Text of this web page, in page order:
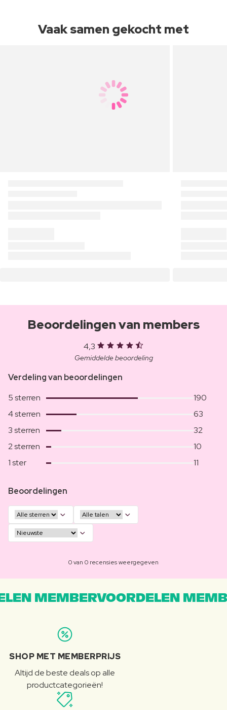
Vaak samen gekocht met
Beoordelingen van members
4,3
Gemiddelde beoordeling
Verdeling van beoordelingen
5 sterren
190
4 sterren
63
3 sterren
32
2 sterren
10
1 ster
11
Beoordelingen
0 van 0 recensies weergegeven
MEMBERVOORDELEN
SHOP MET MEMBERPRIJS
Altijd de beste deals op alle
productcategorieën!